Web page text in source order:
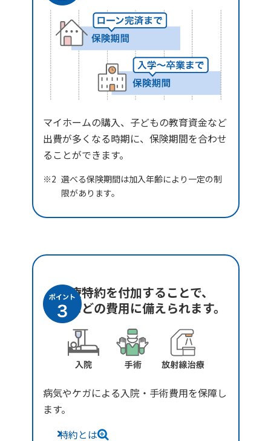
マイホームの購入、子どもの教育資金など
出費が多くなる時期に、保険期間を合わせ
ることができます。
選べる保険期間は加入年齢により一定の制
限があります。
医療特約を付加することで、
入院などの費用に備えられます。
病気やケガによる入院・手術費用を保障し
ます。
特約とは